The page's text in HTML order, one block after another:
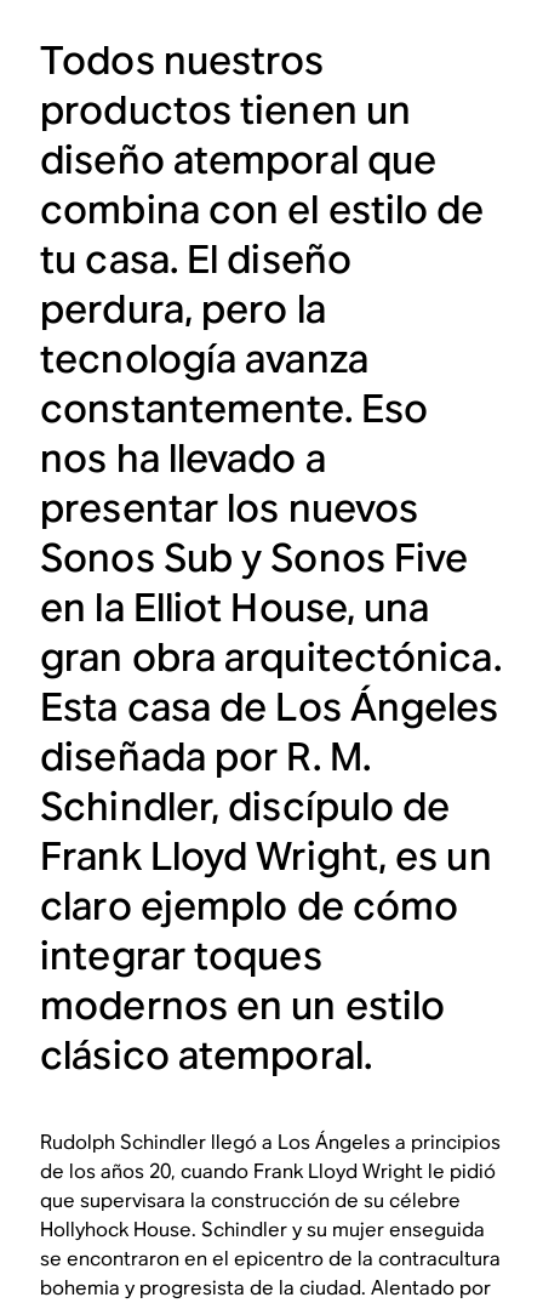
Todos nuestros
productos tienen un
diseño atemporal que
combina con el estilo de
tu casa. El diseño
perdura, pero la
tecnología avanza
constantemente. Eso
nos ha llevado a
presentar los nuevos
Sonos Sub y Sonos Five
en la Elliot House, una
gran obra arquitectónica.
Esta casa de Los Ángeles
diseñada por R. M.
Schindler, discípulo de
Frank Lloyd Wright, es un
claro ejemplo de cómo
integrar toques
modernos en un estilo
clásico atemporal.
Rudolph Schindler llegó a Los Ángeles a principios
de los años 20, cuando Frank Lloyd Wright le pidió
que supervisara la construcción de su célebre
Hollyhock House. Schindler y su mujer enseguida
se encontraron en el epicentro de la contracultura
bohemia y progresista de la ciudad. Alentado por